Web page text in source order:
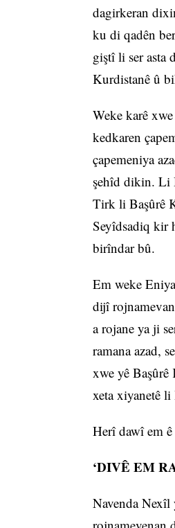
dagirkeran
ku di qadên
giştî li ser asta
Kurdistanê û
Weke karê
kedkaren
çapemeniya
şehîd dikin. Li
Tirk li Başûrê
Seyîdsadiq kir
birîndar bû.
Em weke
dijî
a rojane ya ji
ramana azad,
xwe yê
xeta xiyanetê
Herî dawî em
‘DIVÊ EM
Navenda